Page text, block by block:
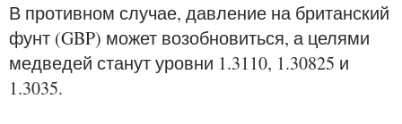
В противном случае, давление на британский
фунт (GBP) может возобновиться, а целями
медведей станут уровни 1.3110, 1.30825 и
1.3035.